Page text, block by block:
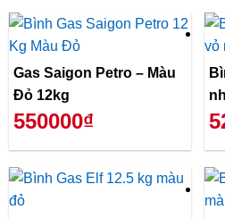
Gas Saigon Petro – Màu
Đỏ 12kg
550000₫